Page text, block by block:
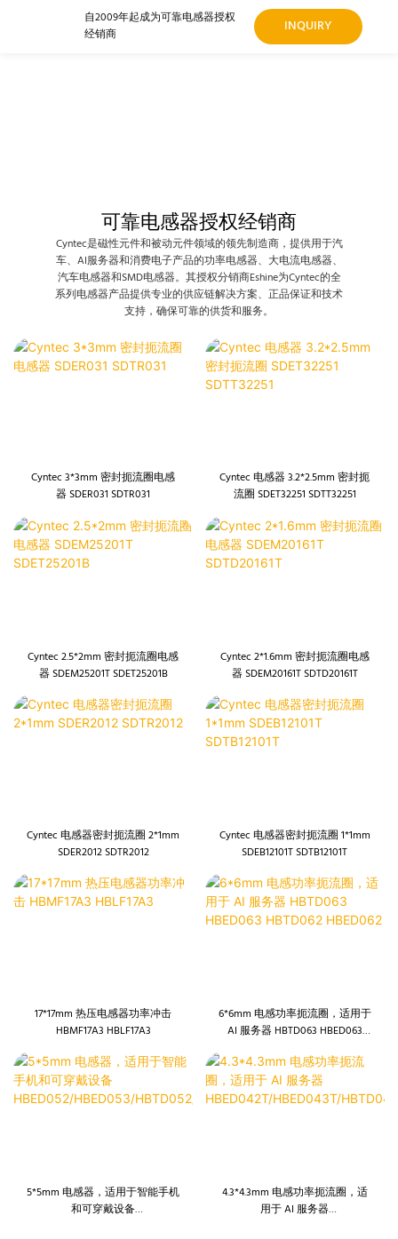
自2009年起成为可靠电感器授权
经销商
INQUIRY
可靠电感器授权经销商
Cyntec是磁性元件和被动元件领域的领先制造商，提供用于汽
车、AI服务器和消费电子产品的功率电感器、大电流电感器、
汽车电感器和SMD电感器。其授权分销商Eshine为Cyntec的全
系列电感器产品提供专业的供应链解决方案、正品保证和技术
支持，确保可靠的供货和服务。
Cyntec 3*3mm 密封扼流圈电感
器 SDER031 SDTR031
Cyntec 电感器 3.2*2.5mm 密封扼
流圈 SDET32251 SDTT32251
Cyntec 2.5*2mm 密封扼流圈电感
器 SDEM25201T SDET25201B
Cyntec 2*1.6mm 密封扼流圈电感
器 SDEM20161T SDTD20161T
Cyntec 电感器密封扼流圈 2*1mm
SDER2012 SDTR2012
Cyntec 电感器密封扼流圈 1*1mm
SDEB12101T SDTB12101T
17*17mm 热压电感器功率冲击
HBMF17A3 HBLF17A3
6*6mm 电感功率扼流圈，适用于
AI 服务器 HBTD063 HBED063
5*5mm 电感器，适用于智能手机
和可穿戴设备
4.3*4.3mm 电感功率扼流圈，适
用于 AI 服务器